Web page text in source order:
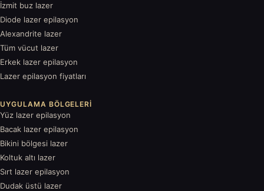
İzmit buz lazer
Diode lazer epilasyon
Alexandrite lazer
Tüm vücut lazer
Erkek lazer epilasyon
Lazer epilasyon fiyatları
UYGULAMA BÖLGELERI
Yüz lazer epilasyon
Bacak lazer epilasyon
Bikini bölgesi lazer
Koltuk altı lazer
Sırt lazer epilasyon
Dudak üstü lazer